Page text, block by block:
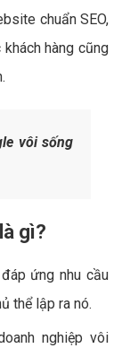
chuẩn SEO,
hàng cũng
vôi sống
gì?
ứng nhu cầu
thể lập ra nó.
nghiệp vôi